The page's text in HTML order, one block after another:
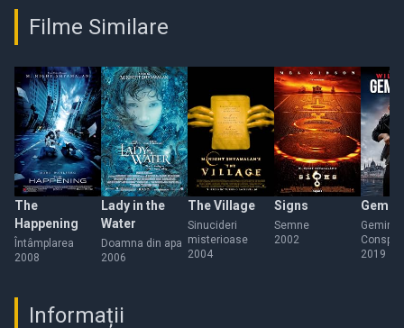
Filme Similare
The
Happening
Întâmplarea
2008
Lady in the
Water
Doamna din apa
2006
The Village
Sinucideri
misterioase
2004
Signs
Semne
2002
Gemini:
2019
Informații